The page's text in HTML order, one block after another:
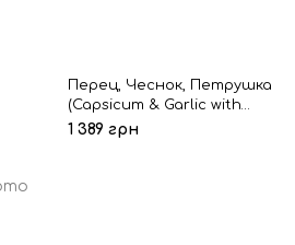
Перец, Чеснок, Петрушка
(Capsicum & Garlic with
Parsley)
1 389 грн